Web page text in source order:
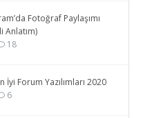
Fotoğraf Paylaşımı
Anlatım)
18
İyi Forum Yazılımları 2020
6